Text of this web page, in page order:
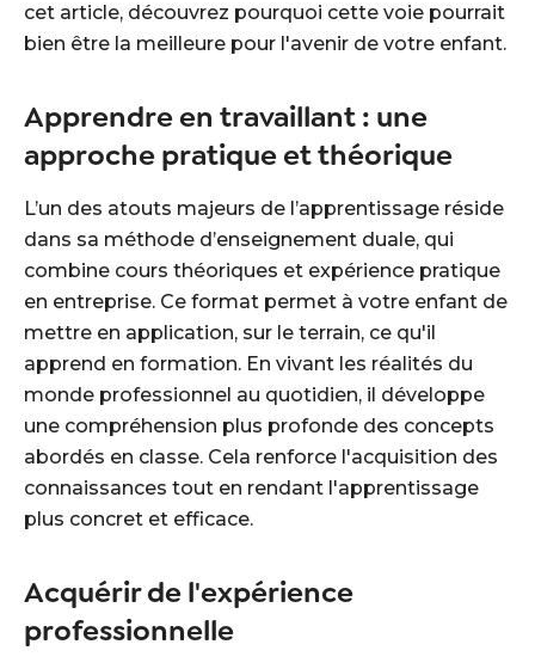
cet article, découvrez pourquoi cette voie pourrait
bien être la meilleure pour l'avenir de votre enfant.
Apprendre en travaillant : une
approche pratique et théorique
L’un des atouts majeurs de l’apprentissage réside
dans sa méthode d’enseignement duale, qui
combine cours théoriques et expérience pratique
en entreprise. Ce format permet à votre enfant de
mettre en application, sur le terrain, ce qu'il
apprend en formation. En vivant les réalités du
monde professionnel au quotidien, il développe
une compréhension plus profonde des concepts
abordés en classe. Cela renforce l'acquisition des
connaissances tout en rendant l'apprentissage
plus concret et efficace.
Acquérir de l'expérience
professionnelle